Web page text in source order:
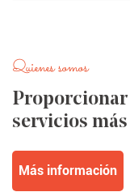
Quienes somos
servicios
Más información